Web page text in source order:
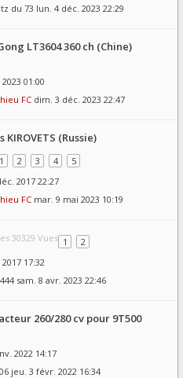
du 73 lun. 4 déc. 2023 22:29
LT3604 360 ch (Chine)
01:00
FC dim. 3 déc. 2023 22:47
(Russie)
1 2 3 4
5
2017 22:27
FC mar. 9 mai 2023 10:19
30329 Vues 1
2
17:32
sam. 8 avr. 2023 22:46
260/280 cv pour 9T500
2022 14:17
jeu. 3 févr. 2022 16:34